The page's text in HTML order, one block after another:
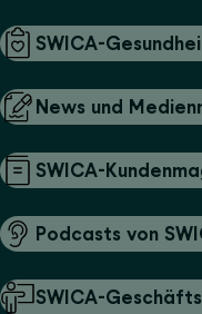
SWICA-
News und
SWICA-
Podcasts von
SWICA-